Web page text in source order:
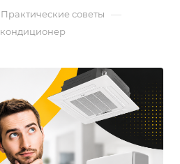
Практические советы —